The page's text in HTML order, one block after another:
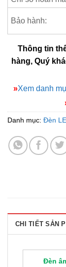
Bảo hành:
Thông tin
hàng, Quý
»Xem danh
Danh mục: Đèn
CHI TIẾT SẢN
Đèn